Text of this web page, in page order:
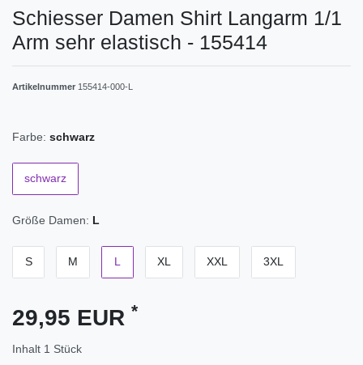
Schiesser Damen Shirt Langarm 1/1
Arm sehr elastisch - 155414
Artikelnummer 155414-000-L
Farbe: schwarz
schwarz
Größe Damen: L
S M L XL XXL 3XL
29,95 EUR *
Inhalt 1 Stück